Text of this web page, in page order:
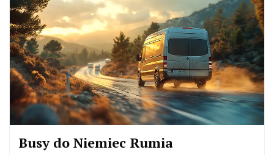
Busy do Niemiec Rumia